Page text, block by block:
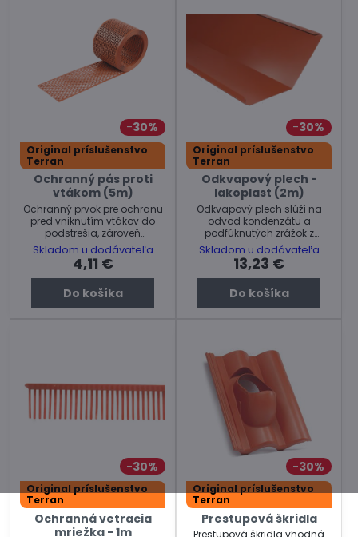
30%
Original príslušenstvo
Terran
Ochranný pás proti
vtákom (5m)
Ochranný prvok pre ochranu
pred vniknutím vtákov do
podstrešia, zároveň
umožňuje nasávanie
vzduchu do podstrešia.
Skladom u dodávateľa
4,11 €
Do košíka
30%
Original príslušenstvo
Terran
Odkvapový plech -
lakoplast (2m)
Odkvapový plech slúži na
odvod kondenzátu a
podfúknutých zrážok z
podstrešia.
Skladom u dodávateľa
13,23 €
Do košíka
30%
Original príslušenstvo
Terran
Ochranná vetracia
mriežka - 1m
30%
Original príslušenstvo
Terran
Prestupová škridla